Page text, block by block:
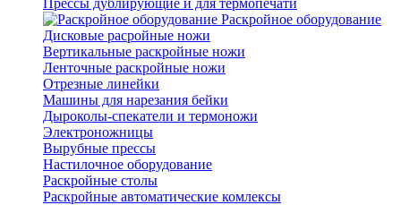
Прессы дублирующие и для термопечати
Раскройное оборудование
Дисковые расройные ножи
Вертикальные раскройные ножи
Ленточные раскройные ножи
Отрезные линейки
Машины для нарезания бейки
Дыроколы-спекатели и термоножи
Электроножницы
Вырубные прессы
Настилочное оборудование
Раскройные столы
Раскройные автоматические комлексы